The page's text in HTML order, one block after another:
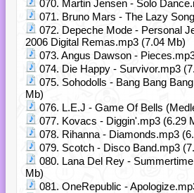
070. Martin Jensen - Solo
071. Bruno Mars - The Lazy
072. Depeche Mode - Personal
2006 Digital Remas.mp3 (7.04 Mb)
073. Angus Dawson -
074. Die Happy - Survivor.mp3
075. Sohodolls - Bang Bang
Mb)
076. L.E.J - Game Of Bells
077. Kovacs - Diggin'.mp3 (6.29
078. Rihanna - Diamonds.mp3
079. Scotch - Disco Band.mp3
080. Lana Del Rey -
Mb)
081. OneRepublic -